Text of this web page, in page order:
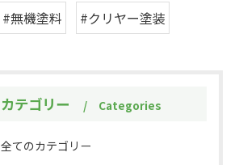
#無機塗料 #クリヤー塗装
カテゴリー Categories
全てのカテゴリー